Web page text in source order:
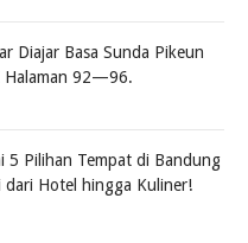
Diajar Basa Sunda Pikeun
Halaman 92—96.
5 Pilihan Tempat di Bandung
Hotel hingga Kuliner!